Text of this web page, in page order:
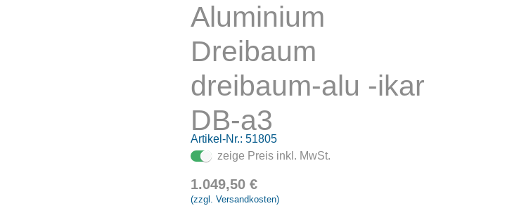
Aluminium
Dreibaum
dreibaum-alu -ikar
DB-a3
Artikel-Nr.: 51805
zeige Preis inkl. MwSt.
1.049,50 €
(zzgl. Versandkosten)